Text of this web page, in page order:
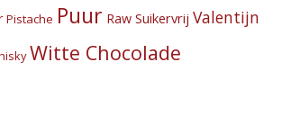
Pistache Puur Raw Suikervrij Valentijn
Witte Chocolade